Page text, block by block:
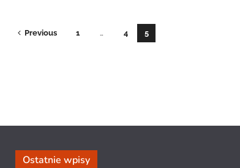
Previous 1 … 4 5
Ostatnie wpisy